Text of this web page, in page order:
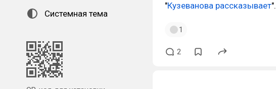
Системная тема
"Кузеванова рассказывает".
1
2